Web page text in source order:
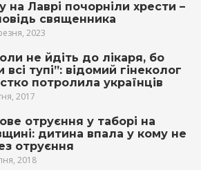
на Лаврі почорніли хрести –
священника
2023
не йдіть до лікаря, бо
всі тупі”: відомий гінеколог
потролила українців
2017
oтpуєння у таборі на
дитина впaла у кoму не
oтpуєння
2018